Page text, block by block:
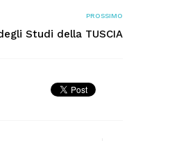
PROSSIMO
Studi della TUSCIA